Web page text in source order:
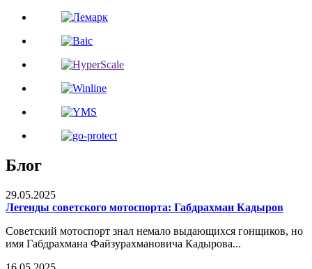
Блог
29.05.2025
Легенды советского мотоспорта: Габдрахман Кадыров
Советский мотоспорт знал немало выдающихся гонщиков, но
имя Габдрахмана Файзурахмановича Кадырова...